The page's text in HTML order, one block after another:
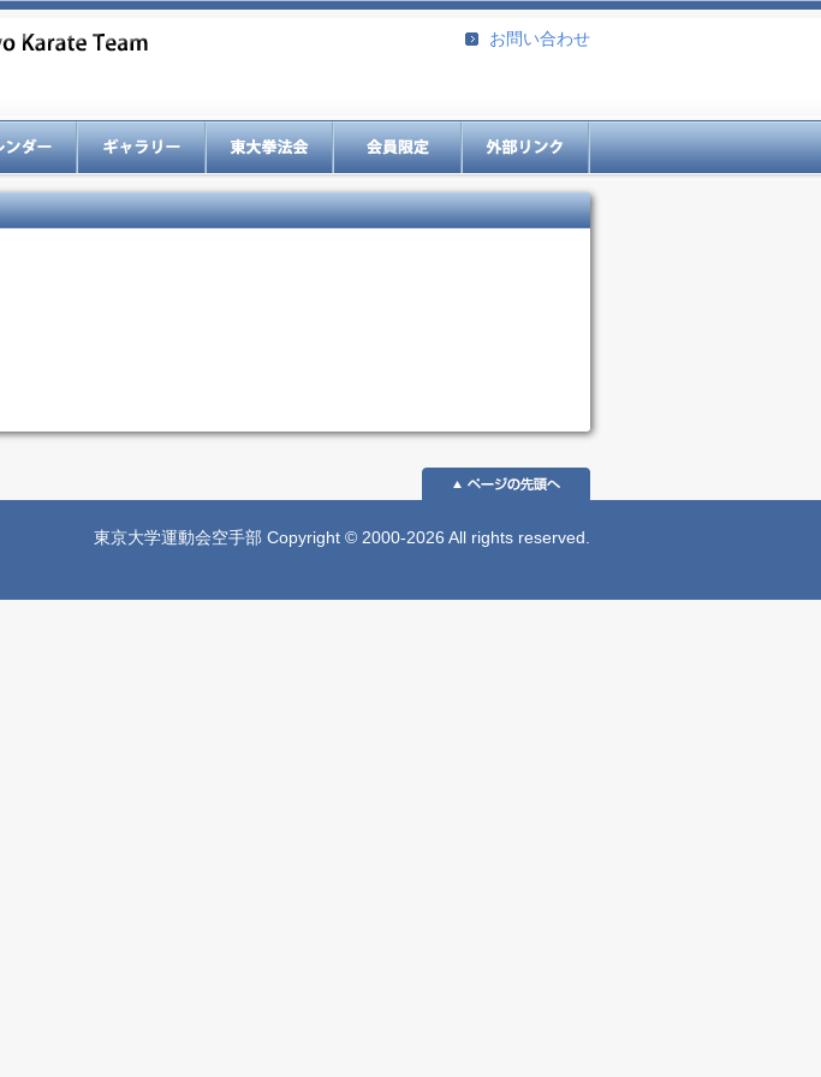
お問い合わせ
東京大学運動会空手部 Copyright © 2000-2026 All rights reserved.